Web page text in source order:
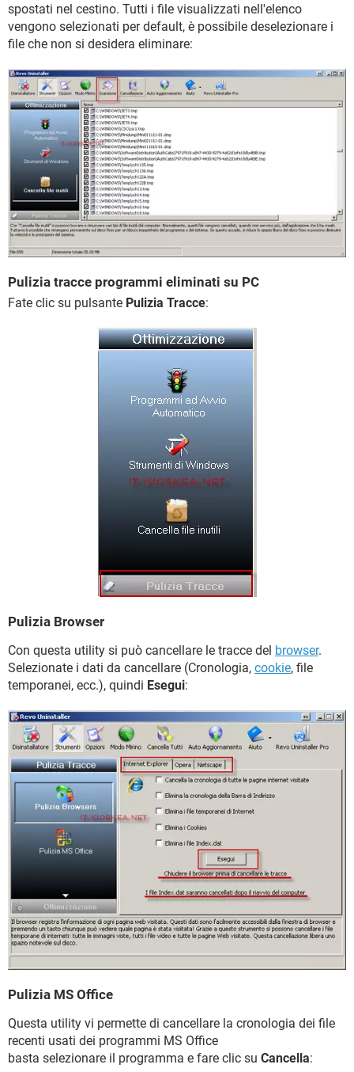
spostati nel cestino. Tutti i file visualizzati nell'elenco
vengono selezionati per default, è possibile deselezionare i
file che non si desidera eliminare:
Pulizia tracce programmi eliminati su PC
Fate clic su pulsante Pulizia Tracce:
Pulizia Browser
Con questa utility si può cancellare le tracce del browser.
Selezionate i dati da cancellare (Cronologia, cookie, file
temporanei, ecc.), quindi Esegui:
Pulizia MS Office
Questa utility vi permette di cancellare la cronologia dei file
recenti usati dei programmi MS Office
basta selezionare il programma e fare clic su Cancella: